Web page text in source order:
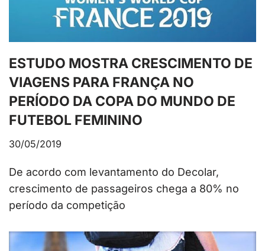
ESTUDO MOSTRA CRESCIMENTO DE
VIAGENS PARA FRANÇA NO
PERÍODO DA COPA DO MUNDO DE
FUTEBOL FEMININO
30/05/2019
De acordo com levantamento do Decolar,
crescimento de passageiros chega a 80% no
período da competição